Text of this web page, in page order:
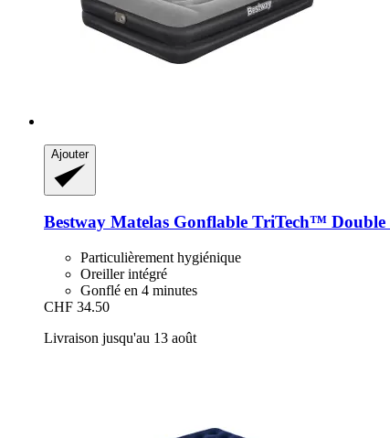
Ajouter
Bestway Matelas Gonflable TriTech™ Double
Particulièrement hygiénique
Oreiller intégré
Gonflé en 4 minutes
CHF 34.50
Livraison jusqu'au 13 août